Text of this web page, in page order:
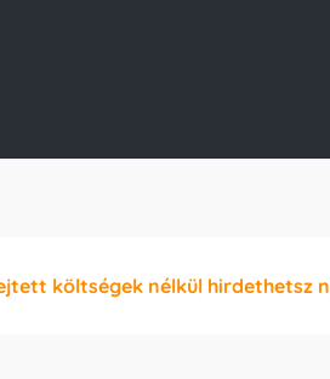
költségek nélkül hirdethetsz